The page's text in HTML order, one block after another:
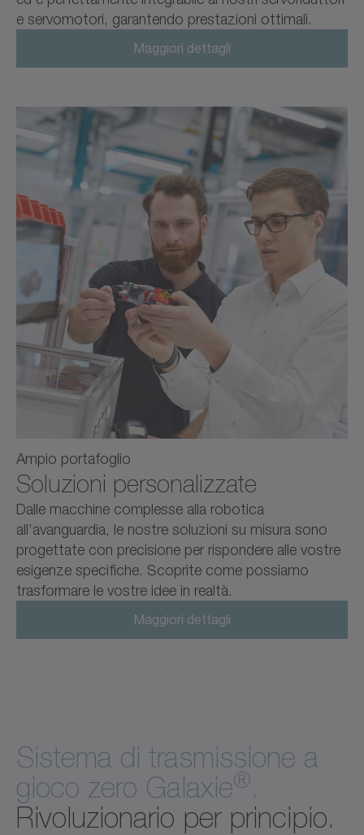
e servomotori, garantendo prestazioni ottimali.
Maggiori dettagli
Ampio portafoglio
Soluzioni personalizzate
Dalle macchine complesse alla robotica
all’avanguardia, le nostre soluzioni su misura sono
progettate con precisione per rispondere alle vostre
esigenze specifiche. Scoprite come possiamo
trasformare le vostre idee in realtà.
Maggiori dettagli
Sistema di trasmissione a
gioco zero Galaxie®.
Rivoluzionario per principio.